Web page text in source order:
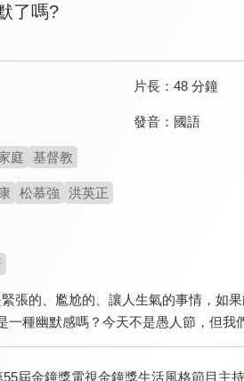
了嗎?
片長： 48 分鐘
發音： 國語
庭 基督教
松慕強 洪英正
張的、尷尬的、讓人生氣的事情，如
一種幽默感嗎？今天不是愚人節，但
屆金鐘獎電視金鐘獎生活風格節目主持